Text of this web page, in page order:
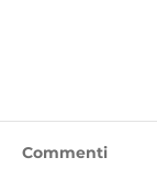
Commenti